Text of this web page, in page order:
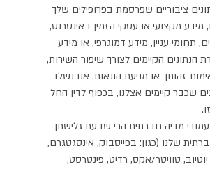
ציבוריים שפרסמת בפרופילים שלך
מקצועי או עסקי הזמין באינטרנט,
תחומי עניין, מידע דמוגרפי, או מידע
הנתונים הקיימים לצורך שיפור השירות,
זהותך או מניעת הונאות. אנו נשלב
שכבר קיימים אצלנו, בכפוף לדין החל
מדיה חברתית הרי שבעת גלישתך
שלנו (כגון: בפייסבוק, אינסגטגרם,
טוויטר/אקס, רדיט, פינטרסט,